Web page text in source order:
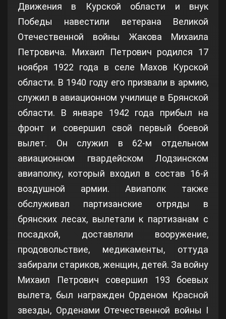
Движения в Курской области и внук
Победы навестили ветерана Великой
Отечественной войны Жакова Михаила
Петровича. Михаил Петрович родился 17
ноября 1922 года в селе Махов Курской
области. В 1940 году его призвали в армию,
служил в авиационном училище в Брянской
области. В январе 1942 года прибыл на
фронт и совершил свой первый боевой
вылет. Он служил в 62-м отдельном
авиационном гвардейском Лодзинском
авиаполку, который входил в состав 16-й
воздушной армии. Авиаполк также
обслуживал партизанские отряды в
брянских лесах, вылетали к партизанам с
посадкой, доставляли вооружение,
продовольствие, медикаменты, оттуда
забирали стариков, женщин, детей. За войну
Михаил Петрович совершил 193 боевых
вылета, был награжден Орденом Красной
звезды, Орденами Отечественной войны I